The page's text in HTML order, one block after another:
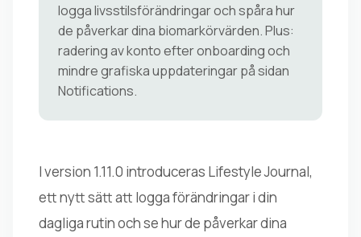
logga livsstilsförändringar och spåra hur
de påverkar dina biomarkörvärden. Plus:
radering av konto efter onboarding och
mindre grafiska uppdateringar på sidan
Notifications.
I version 1.11.0 introduceras Lifestyle Journal,
ett nytt sätt att logga förändringar i din
dagliga rutin och se hur de påverkar dina